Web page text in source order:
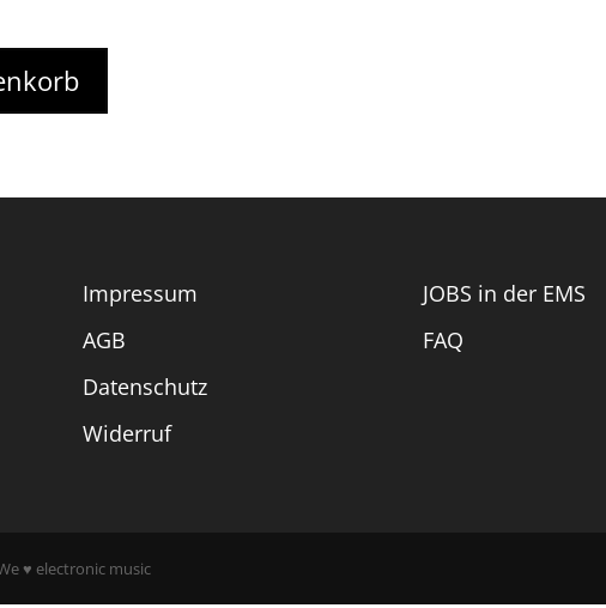
Impressum
AGB
Datenschutz
Widerruf
JOBS in der EMS
FAQ
♥ electronic music